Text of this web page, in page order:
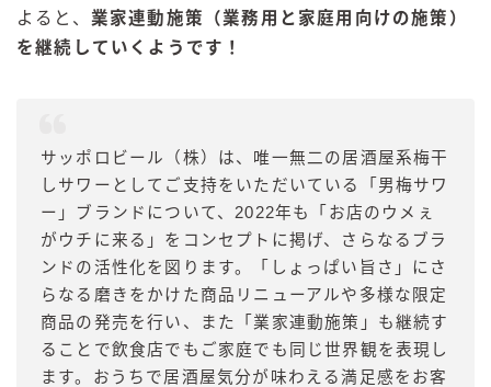
よると、 業家連動施策（業務用と家庭用向けの施策）
を継続していくようです！
サッポロビール（株）は、唯一無二の居酒屋系梅干
しサワーとしてご支持をいただいている「男梅サワ
ー」ブランドについて、2022年も「お店のウメぇ
がウチに来る」をコンセプトに掲げ、さらなるブラ
ンドの活性化を図ります。「しょっぱい旨さ」にさ
らなる磨きをかけた商品リニューアルや多様な限定
商品の発売を行い、また「業家連動施策」も継続す
ることで飲食店でもご家庭でも同じ世界観を表現し
ます。おうちで居酒屋気分が味わえる満足感をお客